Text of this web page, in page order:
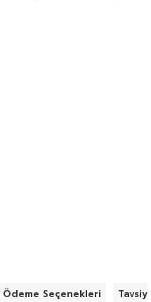
çocuklarımıza bilgi verirken
yeterli kitap
esas alarak hazırlanan
Adnan Demircan Prof. Dr.
tarafından kaleme
Ödeme Seçenekleri